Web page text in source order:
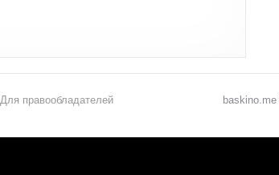
Для правообладателей baskino.me